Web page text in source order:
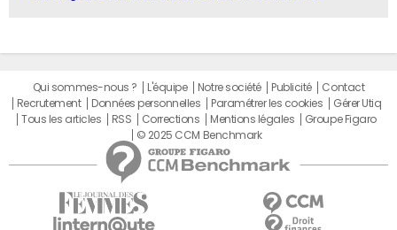
Qui sommes-nous ? L'équipe Notre société Publicité
Contact
Recrutement
Données personnelles Paramétrer les cookies
Gérer Utiq
Tous les articles
RSS Corrections Mentions légales
Groupe Figaro
© 2025 CCM Benchmark